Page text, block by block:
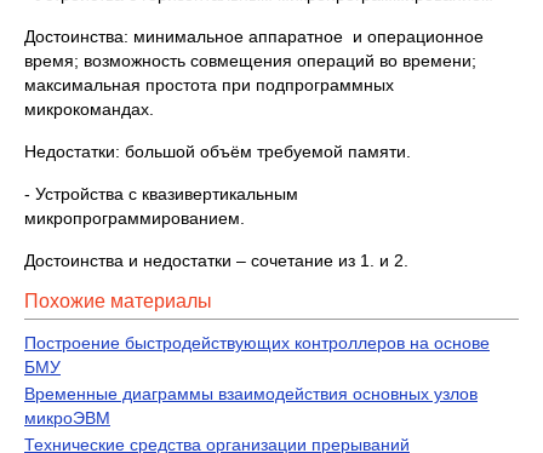
Достоинства: минимальное аппаратное и операционное
время; возможность совмещения операций во времени;
максимальная простота при подпрограммных
микрокомандах.
Недостатки: большой объём требуемой памяти.
- Устройства с квазивертикальным
микропрограммированием.
Достоинства и недостатки – сочетание из 1. и 2.
Похожие материалы
Построение быстродействующих контроллеров на основе
БМУ
Временные диаграммы взаимодействия основных узлов
микроЭВМ
Технические средства организации прерываний